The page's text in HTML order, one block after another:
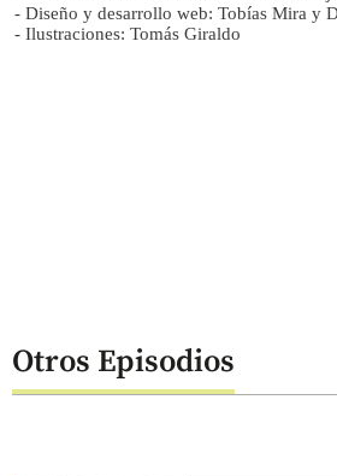
- Diseño y desarrollo web: Tobías Mira y
- Ilustraciones: Tomás Giraldo
Otros Episodios